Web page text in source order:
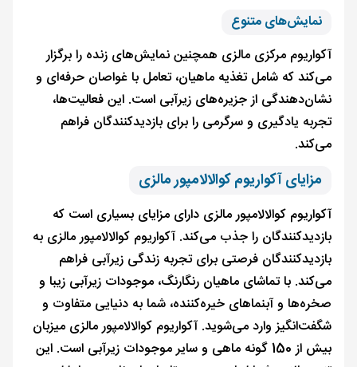
نمایش‌های متنوع
آکواریوم مرکزی مالزی همچنین نمایش‌های زنده را برگزار
می‌کند که شامل تغذیه ماهیان، تعامل با غواصان حرفه‌ای و
نشان‌دهندگی از جزیره‌های زیرآبی است. این فعالیت‌ها،
تجربه یادگیری و سرگرمی را برای بازدیدکنندگان فراهم
می‌کند.
مزایای آکواریوم کوالالامپور مالزی
آکواریوم کوالالامپور مالزی دارای مزایای بسیاری است که
بازدیدکنندگان را جذب می‌کند. آکواریوم کوالالامپور مالزی به
بازدیدکنندگان فرصتی برای تجربه زندگی زیرآبی فراهم
می‌کند. با تماشای ماهیان رنگارنگ، موجودات زیرآبی زیبا و
صخره‌ها و آبنماهای خیره‌کننده، شما به دنیایی متفاوت و
شگفت‌انگیز وارد می‌شوید. آکواریوم کوالالامپور مالزی میزبان
بیش از 150 گونه ماهی و سایر موجودات زیرآبی است. این